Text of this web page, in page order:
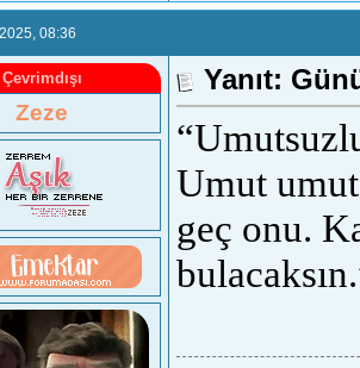
, 08:36
Çevrimdışı
Zeze
Yanıt:
Umut
geç onu.